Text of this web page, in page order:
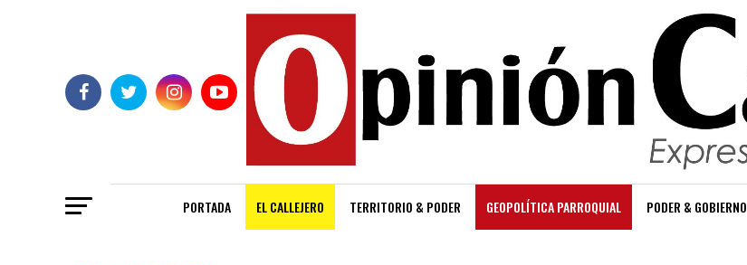
PORTADA EL CALLEJERO TERRITORIO & PODER GEOPOLÍTICA PARROQUIAL PODER & GOBIERNO